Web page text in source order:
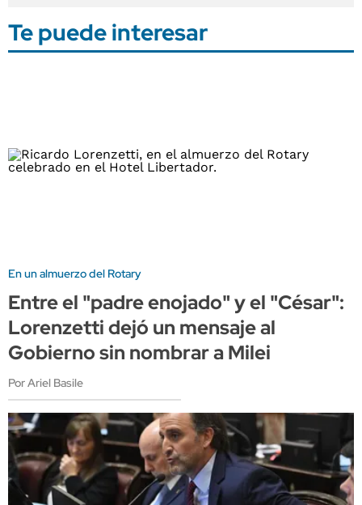
Te puede interesar
En un almuerzo del Rotary
Entre el "padre enojado" y el "César":
Lorenzetti dejó un mensaje al
Gobierno sin nombrar a Milei
Por Ariel Basile